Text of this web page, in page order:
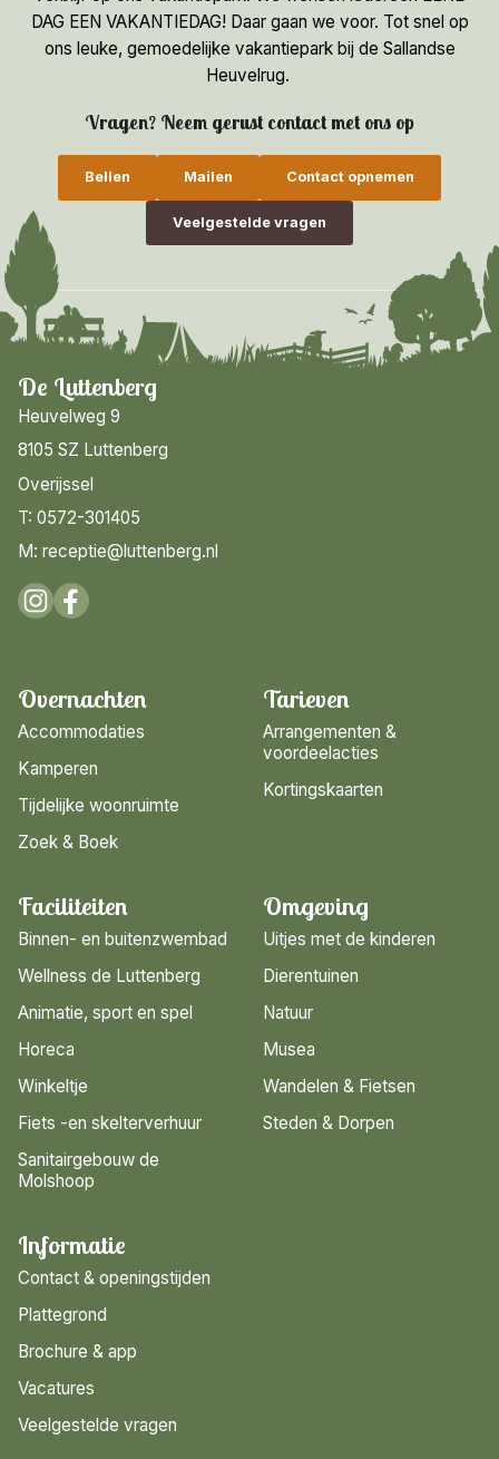
DAG EEN VAKANTIEDAG! Daar gaan we voor. Tot snel op
ons leuke, gemoedelijke vakantiepark bij de Sallandse
Heuvelrug.
Vragen? Neem gerust contact met ons op
Bellen Mailen Contact opnemen
Veelgestelde vragen
De Luttenberg
Heuvelweg 9
8105 SZ Luttenberg
Overijssel
T: 0572-301405
M: receptie@luttenberg.nl
Overnachten
Accommodaties
Kamperen
Tijdelijke woonruimte
Zoek & Boek
Tarieven
Arrangementen &
voordeelacties
Kortingskaarten
Faciliteiten
Binnen- en buitenzwembad
Wellness de Luttenberg
Animatie, sport en spel
Horeca
Winkeltje
Fiets -en skelterverhuur
Sanitairgebouw de
Molshoop
Omgeving
Uitjes met de kinderen
Dierentuinen
Natuur
Musea
Wandelen & Fietsen
Steden & Dorpen
Informatie
Contact & openingstijden
Plattegrond
Brochure & app
Vacatures
Veelgestelde vragen